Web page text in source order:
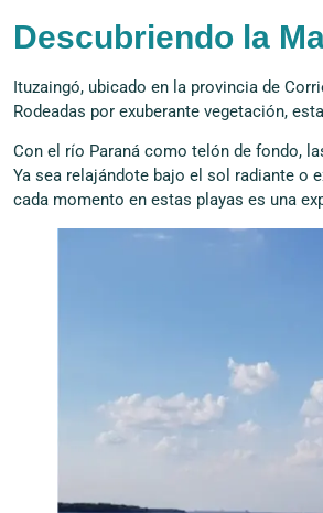
Descubriendo la
Ituzaingó, ubicado en la provincia de
Rodeadas por exuberante vegetación,
Con el río Paraná como telón de fondo,
Ya sea relajándote bajo el sol radiante o
cada momento en estas playas es una